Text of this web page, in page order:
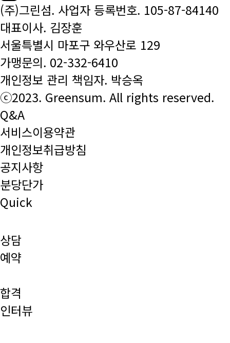
(주)그린섬. 사업자 등록번호. 105-87-84140
대표이사. 김장훈
서울특별시 마포구 와우산로 129
가맹문의. 02-332-6410
개인정보 관리 책임자. 박승옥
ⓒ2023. Greensum. All rights reserved.
Q&A
서비스이용약관
개인정보취급방침
공지사항
분당단가
Quick
상담
예약
합격
인터뷰